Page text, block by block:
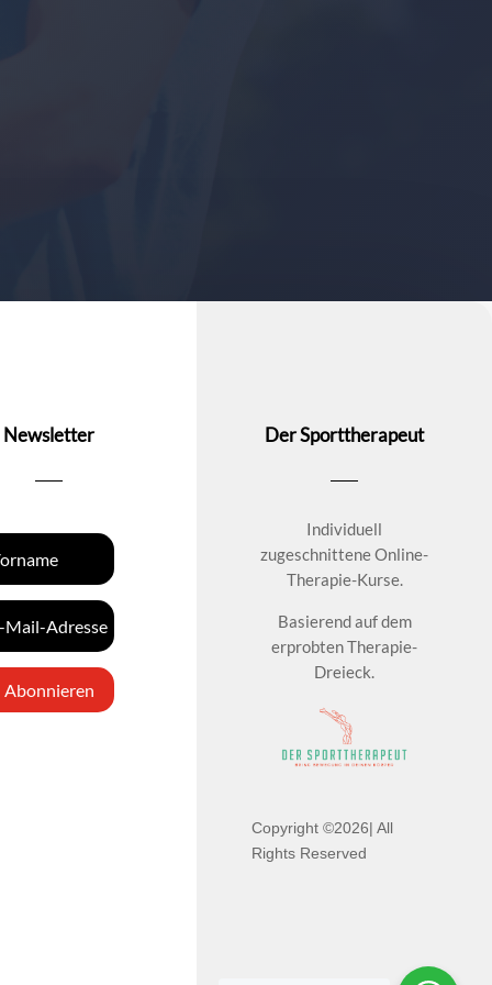
Newsletter
Abonnieren
Der Sporttherapeut
Individuell
zugeschnittene Online-
Therapie-Kurse.
Basierend auf dem
erprobten Therapie-
Dreieck.
Copyright ©2026| All
Rights Reserved